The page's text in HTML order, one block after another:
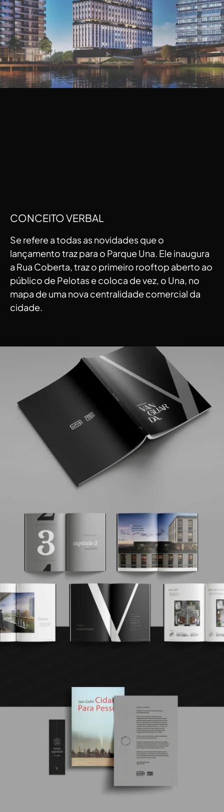
CONCEITO VERBAL
Se refere a todas as novidades que o
lançamento traz para o Parque Una. Ele inaugura
a Rua Coberta, traz o primeiro rooftop aberto ao
público de Pelotas e coloca de vez, o Una, no
mapa de uma nova centralidade comercial da
cidade.